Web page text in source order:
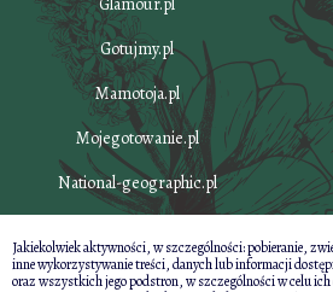
Gotujmy.pl
Mamotoja.pl
Mojegotowanie.pl
National-geographic.pl
Jakiekolwiek aktywności, w szczególności: pobieranie,
inne wykorzystywanie treści, danych lub informacji
oraz wszystkich jego podstron, w szczególności w celu